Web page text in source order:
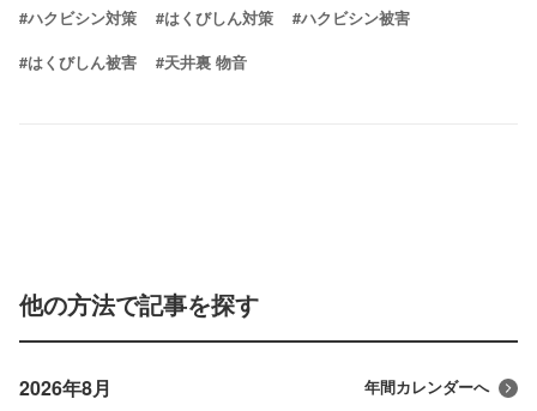
#ハクビシン対策 #はくびしん対策 #ハクビシン被害
#はくびしん被害 #天井裏 物音
他の方法で記事を探す
2026年8月 年間カレンダーへ